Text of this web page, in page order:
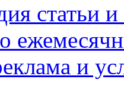
статьи
и